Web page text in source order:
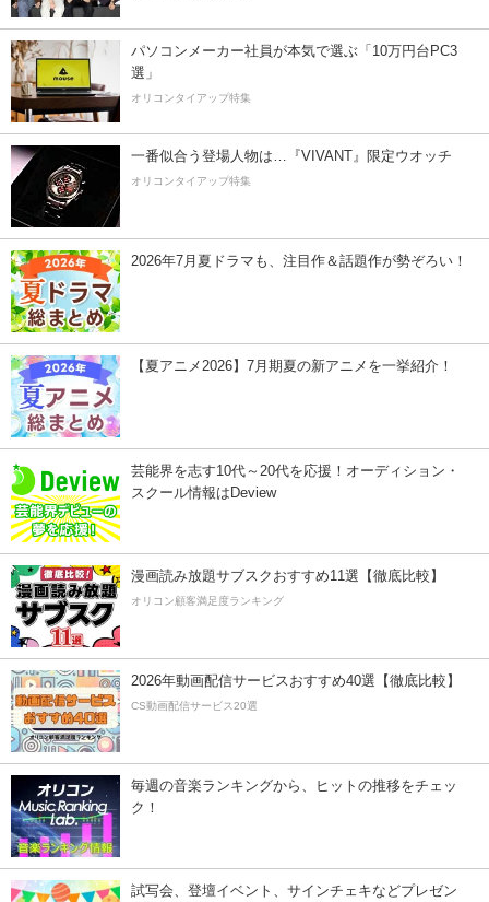
パソコンメーカー社員が本気で選ぶ「10万円台PC3
選」
オリコンタイアップ特集
一番似合う登場人物は…『VIVANT』限定ウオッチ
オリコンタイアップ特集
2026年7月夏ドラマも、注目作＆話題作が勢ぞろい！
【夏アニメ2026】7月期夏の新アニメを一挙紹介！
芸能界を志す10代～20代を応援！オーディション・
スクール情報はDeview
漫画読み放題サブスクおすすめ11選【徹底比較】
オリコン顧客満足度ランキング
2026年動画配信サービスおすすめ40選【徹底比較】
CS動画配信サービス20選
毎週の音楽ランキングから、ヒットの推移をチェッ
ク！
試写会、登壇イベント、サインチェキなどプレゼン